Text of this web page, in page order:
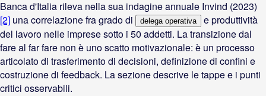
Banca d'Italia rileva nella sua indagine annuale Invind (2023)
[2] una correlazione fra grado di delega operativa
e produttività
del lavoro nelle imprese sotto i 50 addetti. La transizione dal
fare al far fare non è uno scatto motivazionale: è un processo
articolato di trasferimento di decisioni, definizione di confini e
costruzione di feedback. La sezione descrive le tappe e i punti
critici osservabili.